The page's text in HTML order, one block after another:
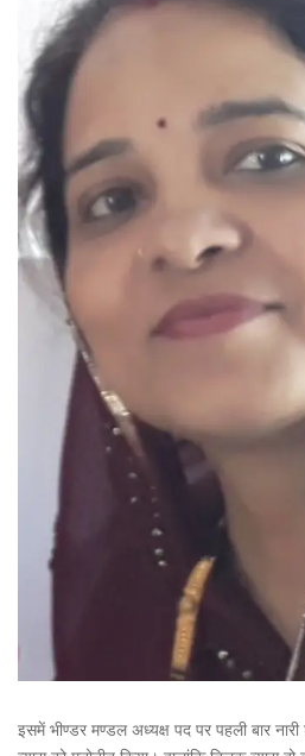
इसमें भीण्डर मण्डल अध्यक्ष पद पर पहली बार